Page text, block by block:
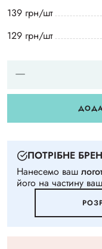
139 грн/шт
129 грн/шт
ПОТРIБНЕ
Нанесемо ваш
його на частину